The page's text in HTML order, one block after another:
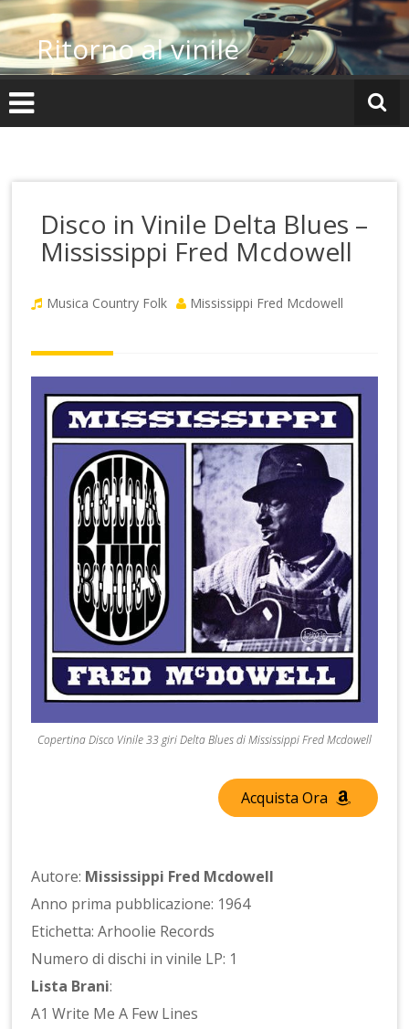
Vai
al
contenutoRitorno al vinile
Disco in Vinile Delta Blues –
Mississippi Fred Mcdowell
Musica Country Folk Mississippi Fred Mcdowell
Copertina Disco Vinile 33 giri Delta Blues di Mississippi Fred Mcdowell
Acquista Ora
Autore: Mississippi Fred Mcdowell
Anno prima pubblicazione: 1964
Etichetta: Arhoolie Records
Numero di dischi in vinile LP: 1
Lista Brani:
A1 Write Me A Few Lines